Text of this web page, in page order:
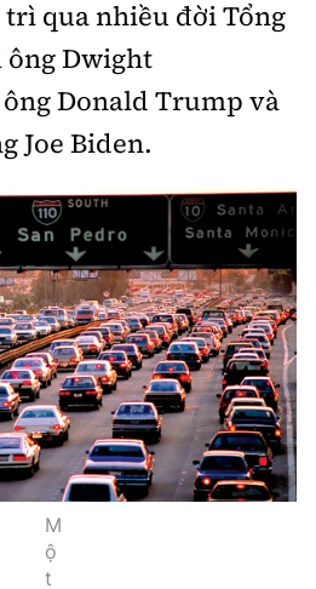
qua nhiều đời Tổng
Dwight
Donald Trump và
Joe Biden.
M
ộ
t